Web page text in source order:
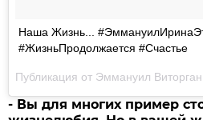
Наша Жизнь...
#ЖизньПродолжается #Счастье
Публикация от Эммануил Виторган
- Вы для многих пример